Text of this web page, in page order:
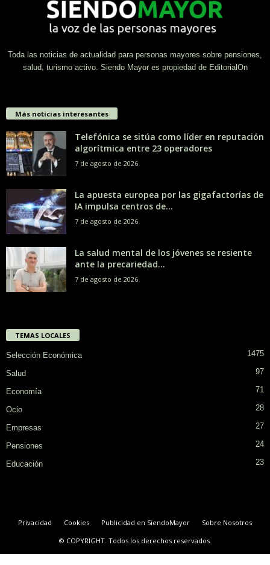
Toda las noticias de actualidad para personas mayores sobre pensiones,
salud, turismo activo. Siendo Mayor es propiedad de EditorialOn
Más noticias interesantes
Telefónica se sitúa como líder en reputación
algorítmica entre 23 operadores
7 de agosto de 2026
La apuesta europea por las gigafactorías de
IA impulsa centros de...
7 de agosto de 2026
La salud mental de los jóvenes se resiente
ante la precariedad...
7 de agosto de 2026
TEMAS LOCALES
Selección Económica 1475
Salud 97
Economía 71
Ocio 28
Empresas 27
Pensiones 24
Educación 23
Privacidad Cookies Publicidad en SiendoMayor
Sobre Nosotros
© COPYRIGHT. Todos los derechos reservados.